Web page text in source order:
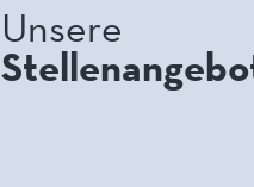
Unsere